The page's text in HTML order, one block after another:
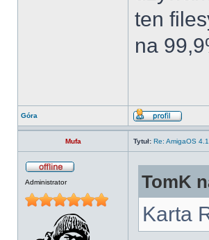
ten
na
Góra
Mufa Tytuł: Re: AmigaOS
Administrator TomK
Karta